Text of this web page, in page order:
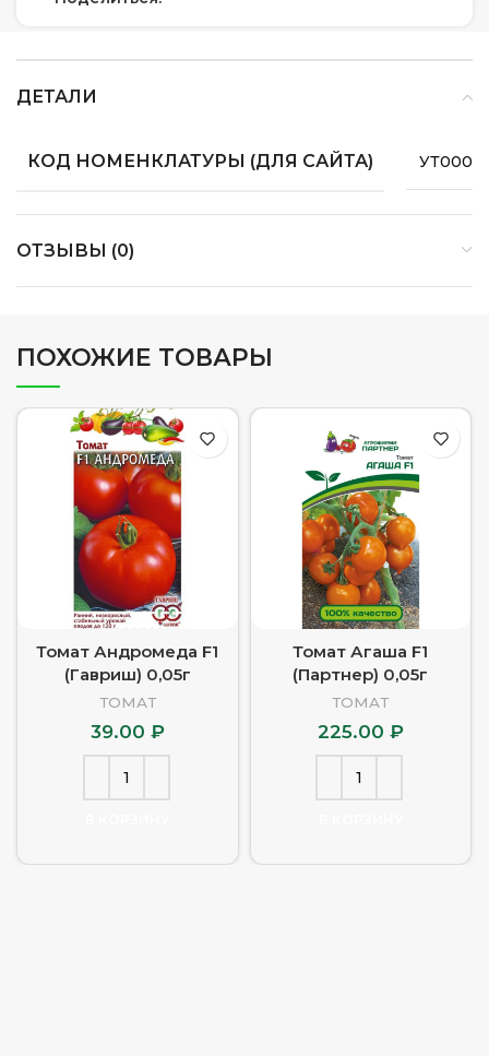
ДЕТАЛИ
КОД НОМЕНКЛАТУРЫ (ДЛЯ САЙТА)
ОТЗЫВЫ (0)
ПОХОЖИЕ ТОВАРЫ
Томат Андромеда F1
(Гавриш) 0,05г
ТОМАТ
39.00 ₽
Томат Агаша F1
(Партнер) 0,05г
ТОМАТ
225.00 ₽